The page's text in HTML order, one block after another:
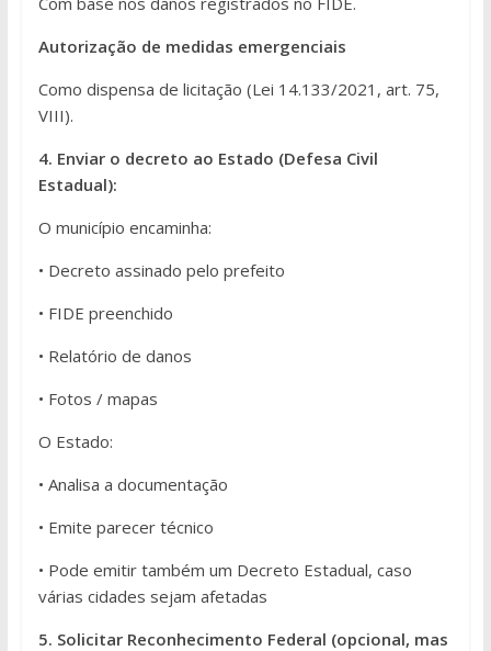
Autorização de medidas emergenciais
Como dispensa de licitação (Lei 14.133/2021, art. 75,
VIII).
4. Enviar o decreto ao Estado (Defesa Civil
Estadual):
O município encaminha:
• Decreto assinado pelo prefeito
• FIDE preenchido
• Relatório de danos
• Fotos / mapas
O Estado:
• Analisa a documentação
• Emite parecer técnico
• Pode emitir também um Decreto Estadual, caso
várias cidades sejam afetadas
5. Solicitar Reconhecimento Federal (opcional, mas